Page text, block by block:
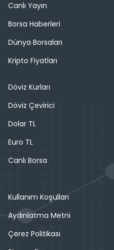
Canlı Yayın
Borsa Haberleri
Dünya Borsaları
Kripto Fiyatları
Döviz Kurları
Döviz Çevirici
Dolar TL
Euro TL
Canlı Borsa
Kullanım Koşulları
Aydınlatma Metni
Çerez Politikası